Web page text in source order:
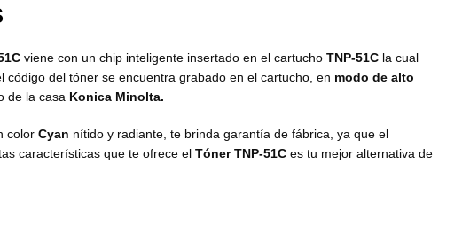
viene con un chip inteligente insertado en el cartucho TNP-51C la cual
código del tóner se encuentra grabado en el cartucho, en modo de alto
de la casa Konica Minolta.
color Cyan nítido y radiante, te brinda garantía de fábrica, ya que el
características que te ofrece el Tóner TNP-51C es tu mejor alternativa de